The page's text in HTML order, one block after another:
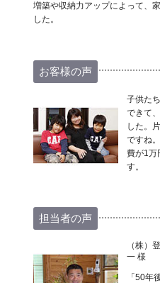
増築や収納力アップによって、
した。
お客様の声
子供た
できて
した。
ですね
費が1万
す。
担当者の声
（株
一 様
「50年